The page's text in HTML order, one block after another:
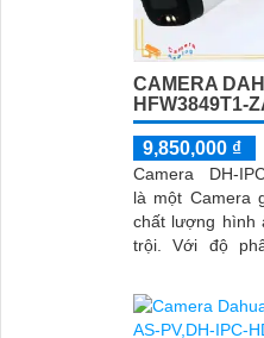
CAMERA
HFW3849T1-
9,850,000 ₫
Camera DH-
là một Camera
chất lượng hình
trội. Với độ phân giải 4K Ultra HD,
tiết và rõ nét hơn